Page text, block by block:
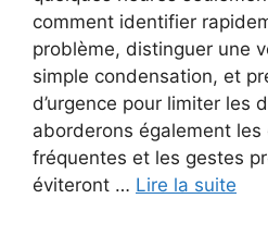
comment identifier
problème, distinguer une
simple condensation, et
d’urgence pour limiter les
aborderons également les
fréquentes et les gestes
éviteront … Lire la suite